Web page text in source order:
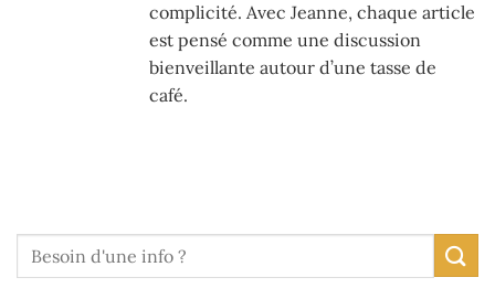
complicité. Avec Jeanne, chaque article
est pensé comme une discussion
bienveillante autour d’une tasse de
café.